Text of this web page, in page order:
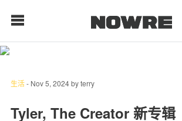
生活- Nov 5, 2024byterry
Tyler, The Creator 新专辑